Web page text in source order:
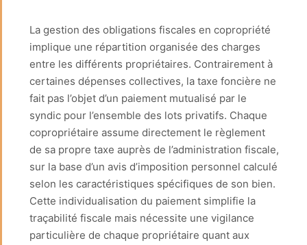
La gestion des obligations fiscales en copropriété
implique une répartition organisée des charges
entre les différents propriétaires. Contrairement à
certaines dépenses collectives, la taxe foncière ne
fait pas l’objet d’un paiement mutualisé par le
syndic pour l’ensemble des lots privatifs. Chaque
copropriétaire assume directement le règlement
de sa propre taxe auprès de l’administration fiscale,
sur la base d’un avis d’imposition personnel calculé
selon les caractéristiques spécifiques de son bien.
Cette individualisation du paiement simplifie la
traçabilité fiscale mais nécessite une vigilance
particulière de chaque propriétaire quant aux